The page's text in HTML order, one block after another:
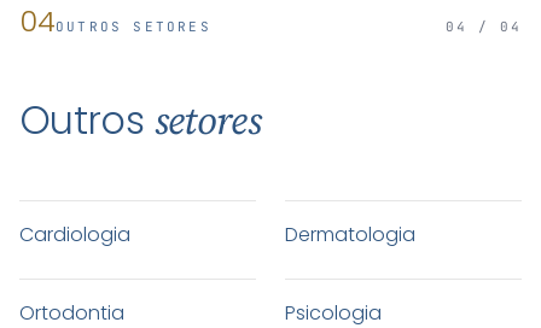
04OUTROS SETORES 04 / 04
Outros setores
Cardiologia Dermatologia
Ortodontia Psicologia